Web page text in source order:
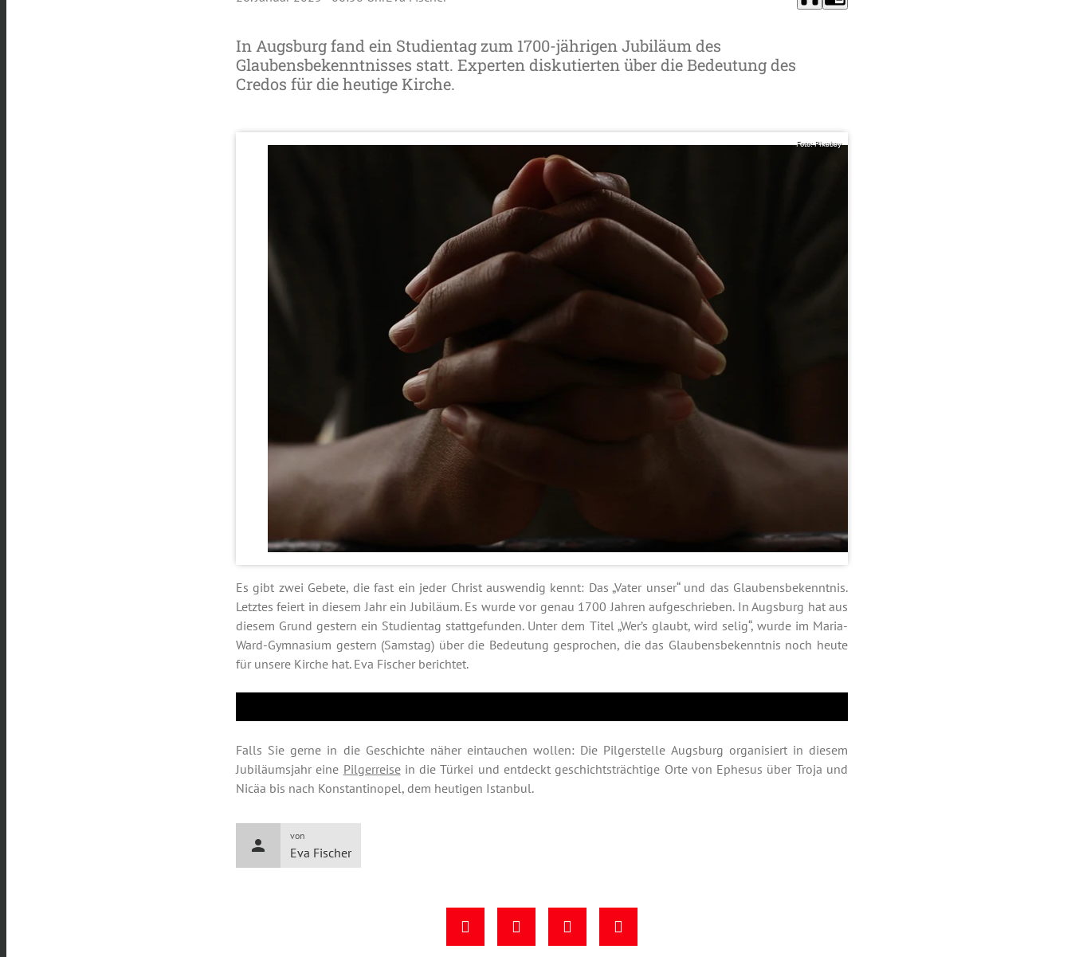
In Augsburg fand ein Studientag zum 1700-jährigen Jubiläum des
Glaubensbekenntnisses statt. Experten diskutierten über die Bedeutung des
Credos für die heutige Kirche.
Foto: Pixabay
Es gibt zwei Gebete, die fast ein jeder Christ auswendig kennt: Das „Vater unser“ und das Glaubensbekenntnis.
Letztes feiert in diesem Jahr ein Jubiläum. Es wurde vor genau 1700 Jahren aufgeschrieben. In Augsburg hat aus
diesem Grund gestern ein Studientag stattgefunden. Unter dem Titel „Wer’s glaubt, wird selig“, wurde im Maria-
Ward-Gymnasium gestern (Samstag) über die Bedeutung gesprochen, die das Glaubensbekenntnis noch heute
für unsere Kirche hat. Eva Fischer berichtet.
Falls Sie gerne in die Geschichte näher eintauchen wollen: Die Pilgerstelle Augsburg organisiert in diesem
Jubiläumsjahr eine Pilgerreisein die Türkei und entdeckt geschichtsträchtige Orte von Ephesus über Troja und
Nicäa bis nach Konstantinopel, dem heutigen Istanbul.
person
von
Eva Fischer